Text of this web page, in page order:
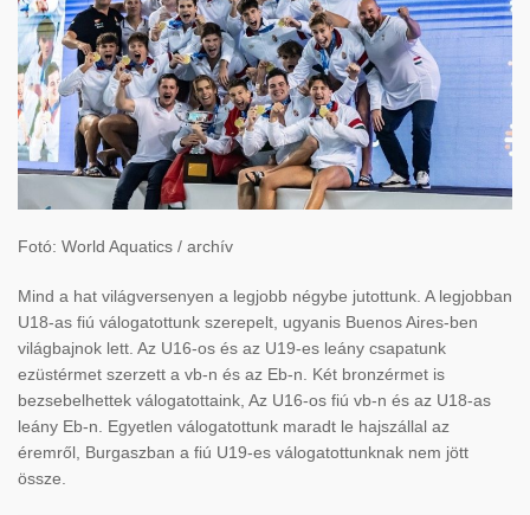
Fotó: World Aquatics / archív
Mind a hat világversenyen a legjobb négybe jutottunk. A legjobban
U18-as fiú válogatottunk szerepelt, ugyanis Buenos Aires-ben
világbajnok lett. Az U16-os és az U19-es leány csapatunk
ezüstérmet szerzett a vb-n és az Eb-n. Két bronzérmet is
bezsebelhettek válogatottaink, Az U16-os fiú vb-n és az U18-as
leány Eb-n. Egyetlen válogatottunk maradt le hajszállal az
éremről, Burgaszban a fiú U19-es válogatottunknak nem jött
össze.